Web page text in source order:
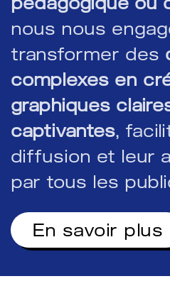
nous nous
transformer des
complexes en
graphiques
captivantes,
diffusion et leur
par tous les
En savoir plus